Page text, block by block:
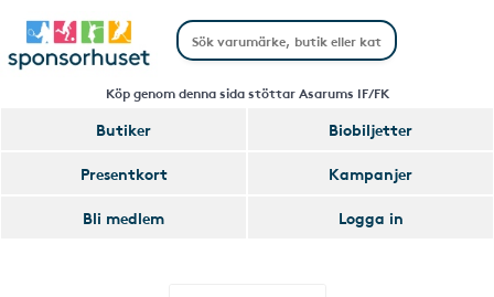
Köp genom denna sida stöttar Asarums IF/FK
Butiker
Biobiljetter
Presentkort
Kampanjer
Bli medlem
Logga in